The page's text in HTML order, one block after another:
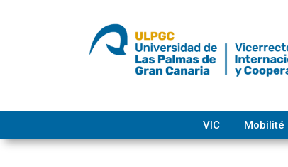
VIC Mobilité